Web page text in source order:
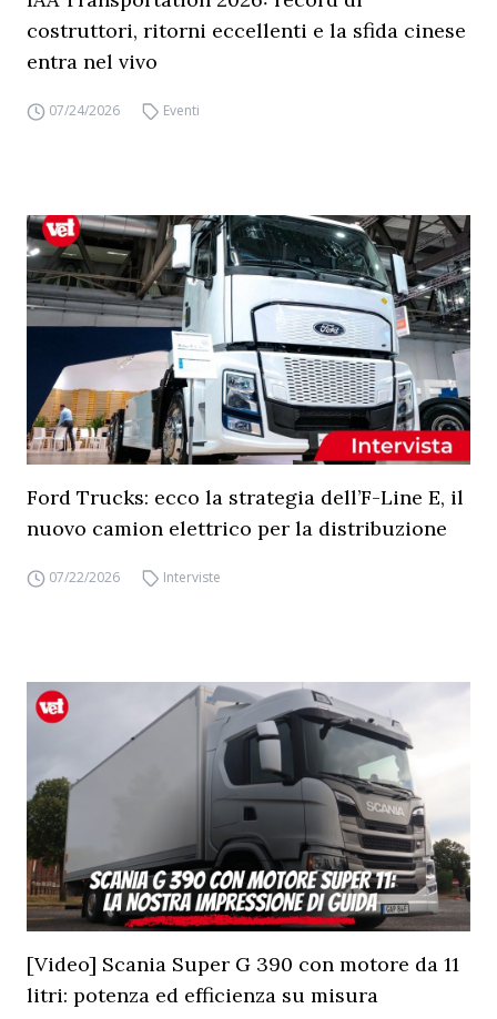
costruttori, ritorni eccellenti e la sfida cinese
entra nel vivo
07/24/2026 Eventi
Ford Trucks: ecco la strategia dell’F-Line E, il
nuovo camion elettrico per la distribuzione
07/22/2026 Interviste
[Video] Scania Super G 390 con motore da 11
litri: potenza ed efficienza su misura